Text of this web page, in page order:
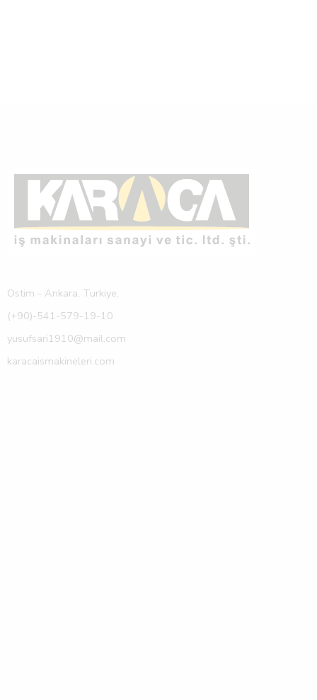
Ostim - Ankara, Turkiye.
(+90)-541-579-19-10
yusufsari1910@mail.com
karacaismakineleri.com